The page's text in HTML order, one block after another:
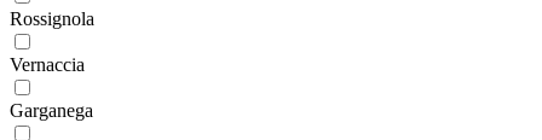
Rossignola
Vernaccia
Garganega